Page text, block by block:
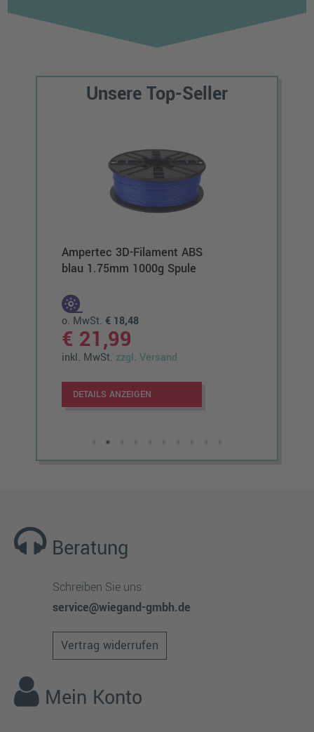
Unsere Top-Seller
Ampertec 3D-Filament ABS
blau 1.75mm 1000g Spule
o. MwSt.€ 18,48
€ 21,99
inkl. MwSt. zzgl. Versand
DETAILS ANZEIGEN
Beratung
Schreiben Sie uns:
service@wiegand-gmbh.de
Vertrag widerrufen
Mein Konto